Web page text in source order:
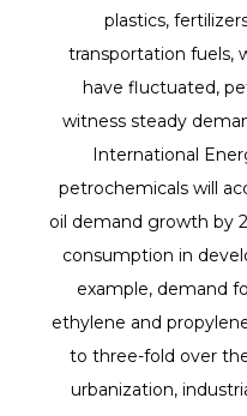
plastics,
transportation fuels,
have fluctuated,
witness steady
International
petrochemicals will
oil demand growth by
consumption in
example, demand
ethylene and
to three-fold over
urbanization,